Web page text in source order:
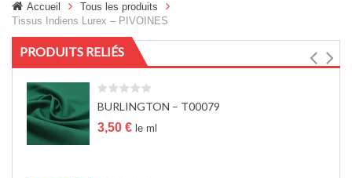
l
e
a
v
i
g
a
t
i
Accueil
Tous les produits
Tissus Indiens Lurex – PIVOINES
PRODUITS RELIÉS
BURLINGTON – T00079
3,50 € le ml